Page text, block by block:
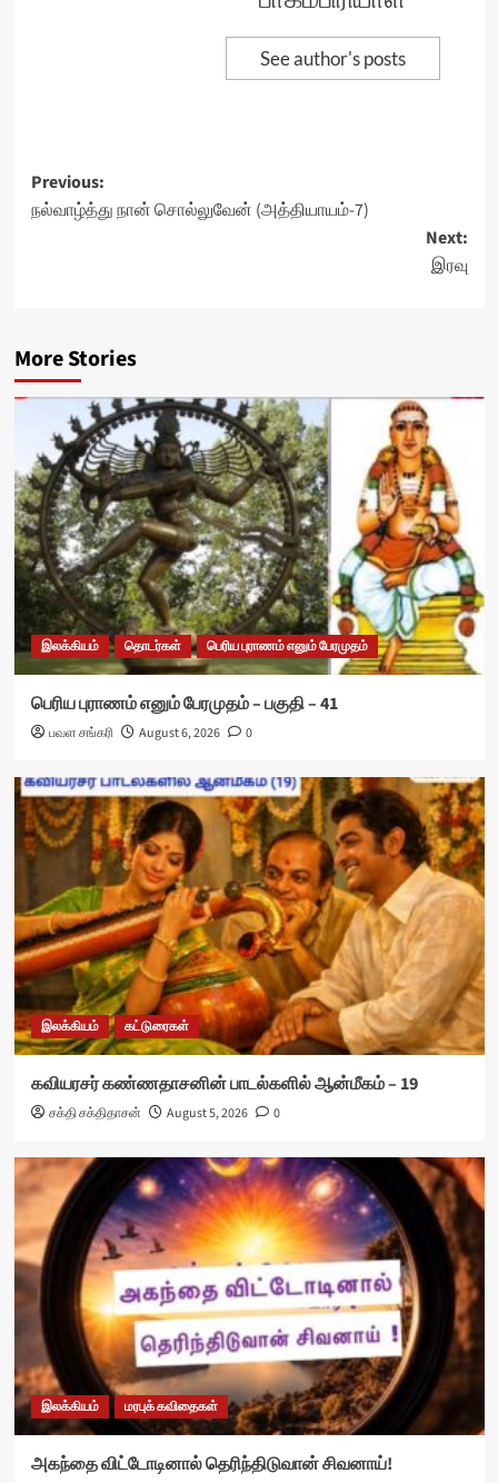
See author's posts
Post
navigation
Previous:
நல்வாழ்த்து நான் சொல்லுவேன் (அத்தியாயம்-7)
Next:
இரவு
More Stories
இலக்கியம் தொடர்கள் பெரிய புராணம் எனும் பேரமுதம்
பெரிய புராணம் எனும் பேரமுதம் – பகுதி – 41
பவள சங்கரி August 6, 2026 0
இலக்கியம் கட்டுரைகள்
கவியரசர் கண்ணதாசனின் பாடல்களில் ஆன்மீகம் – 19
சக்தி சக்திதாசன் August 5, 2026 0
இலக்கியம் மரபுக் கவிதைகள்
அகந்தை விட்டோடினால் தெரிந்திடுவான் சிவனாய்!